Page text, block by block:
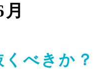
べきか？